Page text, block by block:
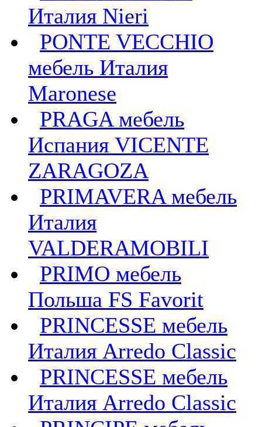
Италия Nieri
PONTE VECCHIO
мебель Италия
Maronese
PRAGA мебель
Испания VICENTE
ZARAGOZA
PRIMAVERA мебель
Италия
VALDERAMOBILI
PRIMO мебель
Польша FS Favorit
PRINCESSE мебель
Италия Arredo Classic
PRINCESSE мебель
Италия Arredo Classic